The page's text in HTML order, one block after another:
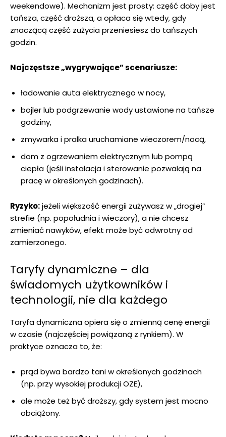
weekendowe). Mechanizm jest prosty: część doby jest
tańsza, część droższa, a opłaca się wtedy, gdy
znaczącą część zużycia przeniesiesz do tańszych
godzin.
Najczęstsze „wygrywające” scenariusze:
ładowanie auta elektrycznego w nocy,
bojler lub podgrzewanie wody ustawione na tańsze
godziny,
zmywarka i pralka uruchamiane wieczorem/nocą,
dom z ogrzewaniem elektrycznym lub pompą
ciepła (jeśli instalacja i sterowanie pozwalają na
pracę w określonych godzinach).
Ryzyko:jeżeli większość energii zużywasz w „drogiej”
strefie (np. popołudnia i wieczory), a nie chcesz
zmieniać nawyków, efekt może być odwrotny od
zamierzonego.
Taryfy dynamiczne – dla
świadomych użytkowników i
technologii, nie dla każdego
Taryfa dynamiczna opiera się o zmienną cenę energii
w czasie (najczęściej powiązaną z rynkiem). W
praktyce oznacza to, że:
prąd bywa bardzo tani w określonych godzinach
(np. przy wysokiej produkcji OZE),
ale może też być droższy, gdy system jest mocno
obciążony.